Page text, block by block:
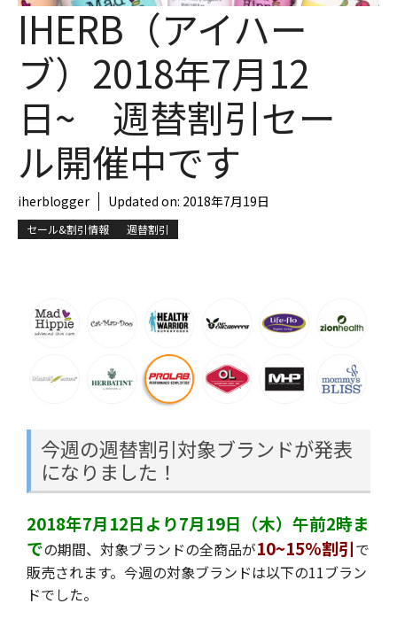
IHERB（アイハー
ブ）2018年7月12
日~ 週替割引セー
ル開催中です
iherblogger Updated on: 2018年7月19日
セール&割引情報 週替割引
今週の週替割引対象ブランドが発表
になりました！
2018年7月12日より7月19日（木）午前2時ま
での期間、対象ブランドの全商品が10~15%割引で
販売されます。今週の対象ブランドは以下の11ブラン
ドでした。